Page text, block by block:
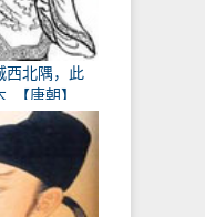
西北隅，此
【唐朝】